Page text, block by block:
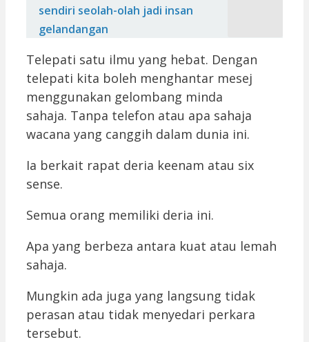
sendiri seolah-olah jadi insan
gelandangan
Telepati satu ilmu yang hebat. Dengan
telepati kita boleh menghantar mesej
menggunakan gelombang minda
sahaja. Tanpa telefon atau apa sahaja
wacana yang canggih dalam dunia ini.
Ia berkait rapat deria keenam atau six
sense.
Semua orang memiliki deria ini.
Apa yang berbeza antara kuat atau lemah
sahaja.
Mungkin ada juga yang langsung tidak
perasan atau tidak menyedari perkara
tersebut.